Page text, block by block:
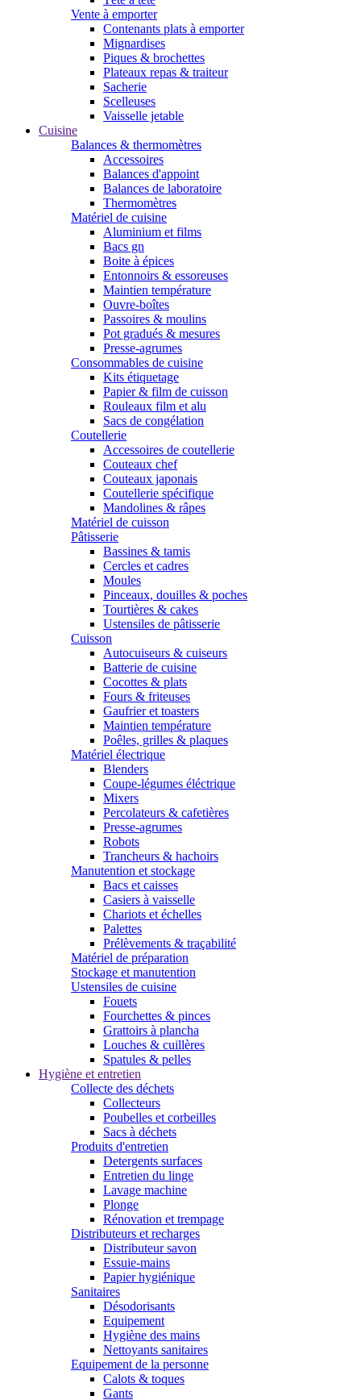
Vente à emporter
Contenants plats à emporter
Mignardises
Piques & brochettes
Plateaux repas & traiteur
Sacherie
Scelleuses
Vaisselle jetable
Cuisine
Balances & thermomètres
Accessoires
Balances d'appoint
Balances de laboratoire
Thermomètres
Matériel de cuisine
Aluminium et films
Bacs gn
Boite à épices
Entonnoirs & essoreuses
Maintien température
Ouvre-boîtes
Passoires & moulins
Pot gradués & mesures
Presse-agrumes
Consommables de cuisine
Kits étiquetage
Papier & film de cuisson
Rouleaux film et alu
Sacs de congélation
Coutellerie
Accessoires de coutellerie
Couteaux chef
Couteaux japonais
Coutellerie spécifique
Mandolines & râpes
Matériel de cuisson
Pâtisserie
Bassines & tamis
Cercles et cadres
Moules
Pinceaux, douilles & poches
Tourtières & cakes
Ustensiles de pâtisserie
Cuisson
Autocuiseurs & cuiseurs
Batterie de cuisine
Cocottes & plats
Fours & friteuses
Gaufrier et toasters
Maintien température
Poêles, grilles & plaques
Matériel électrique
Blenders
Coupe-légumes éléctrique
Mixers
Percolateurs & cafetières
Presse-agrumes
Robots
Trancheurs & hachoirs
Manutention et stockage
Bacs et caisses
Casiers à vaisselle
Chariots et échelles
Palettes
Prélèvements & traçabilité
Matériel de préparation
Stockage et manutention
Ustensiles de cuisine
Fouets
Fourchettes & pinces
Grattoirs à plancha
Louches & cuillères
Spatules & pelles
Hygiène et entretien
Collecte des déchets
Collecteurs
Poubelles et corbeilles
Sacs à déchets
Produits d'entretien
Detergents surfaces
Entretien du linge
Lavage machine
Plonge
Rénovation et trempage
Distributeurs et recharges
Distributeur savon
Essuie-mains
Papier hygiénique
Sanitaires
Désodorisants
Equipement
Hygiène des mains
Nettoyants sanitaires
Equipement de la personne
Calots & toques
Gants